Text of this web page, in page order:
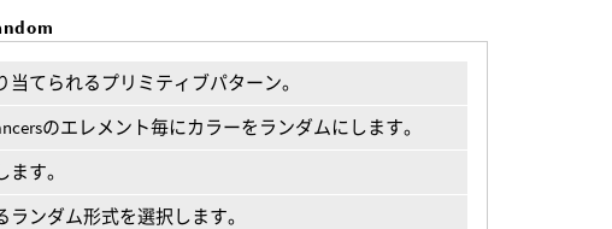
てられるプリミティブパターン。
のエレメント毎にカラーをランダムにします。
す。
ンダム形式を選択します。